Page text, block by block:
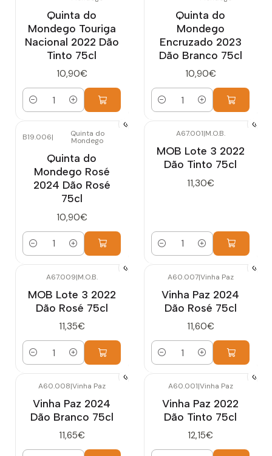
Quinta do
Mondego Touriga
Nacional 2022 Dão
Tinto 75cl
10,90€
Quantidade
Quinta do
Mondego
Encruzado 2023
Dão Branco 75cl
10,90€
Quantidade
B19.006| Quinta do
Mondego
Quinta do
Mondego Rosé
2024 Dão Rosé
75cl
10,90€
Quantidade
A67.001|M.O.B.
MOB Lote 3 2022
Dão Tinto 75cl
11,30€
Quantidade
A67.009|M.O.B.
MOB Lote 3 2022
Dão Rosé 75cl
11,35€
Quantidade
A60.007|Vinha Paz
Vinha Paz 2024
Dão Rosé 75cl
11,60€
Quantidade
A60.008|Vinha Paz
Vinha Paz 2024
Dão Branco 75cl
11,65€
A60.001|Vinha Paz
Vinha Paz 2022
Dão Tinto 75cl
12,15€